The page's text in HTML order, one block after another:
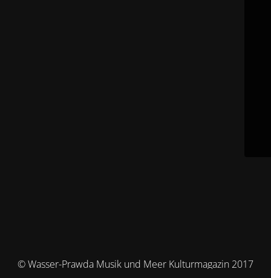
© Wasser-Prawda Musik und Meer Kulturmagazin 2017